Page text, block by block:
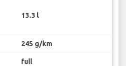
13.3 l
245 g/km
full